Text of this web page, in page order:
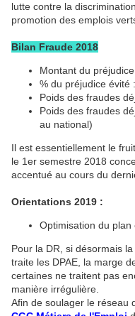
lutte contre la
promotion des emplois
Bilan Fraude 2018
Montant du
% du préjudice évité
Poids des fraudes
Poids des fraudes
au national)
Il est essentiellement le
le 1er semestre 2018
accentué au cours du
Orientations 2019 :
Optimisation du plan
Pour la DR, si désormais
traite les DPAE, la marge
certaines ne traitent pas
manière irrégulière.
Afin de soulager le réseau